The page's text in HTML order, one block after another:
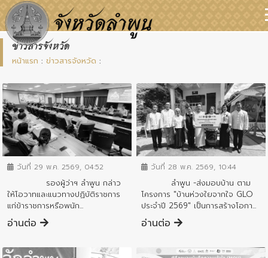
ข่าวสารจังหวัด
หน้าแรก : ข่าวสารจังหวัด :
ข่าวสารจังหวัด
วันที่ 29 พ.ค. 2569, 04:52
รองผู้ว่าฯ ลำพูน กล่าว
ให้โอวาทและแนวทางปฏิบัติราชการ
แก่ข้าราชการหรือพนัก...
อ่านต่อ
ข่าวสารจังหวัด
วันที่ 28 พ.ค. 2569, 10:44
ลำพูน -ส่งมอบบ้าน ตาม
โครงการ "บ้านห่วงใยจากใจ GLO
ประจำปี 2569" เป็นการสร้างโอกา...
อ่านต่อ